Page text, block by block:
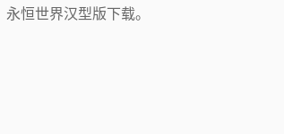
恒世界汉型版下载。